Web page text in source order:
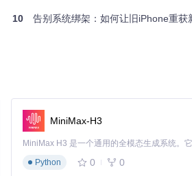
10 告别系统绑架：如何让旧iPhone重
MiniMax-H3
Python
0 0